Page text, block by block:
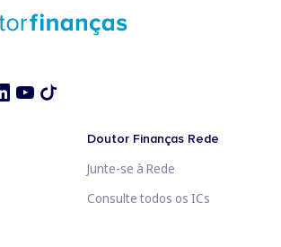
Doutor Finanças Rede
Junte-se à Rede
Consulte todos os ICs